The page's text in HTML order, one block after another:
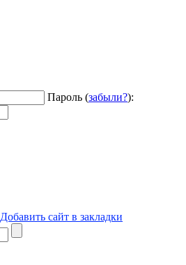
Пароль (забыли?):
Добавить сайт в закладки